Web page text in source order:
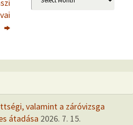
valamint a záróvizsga
átadása 2026. 7. 15.